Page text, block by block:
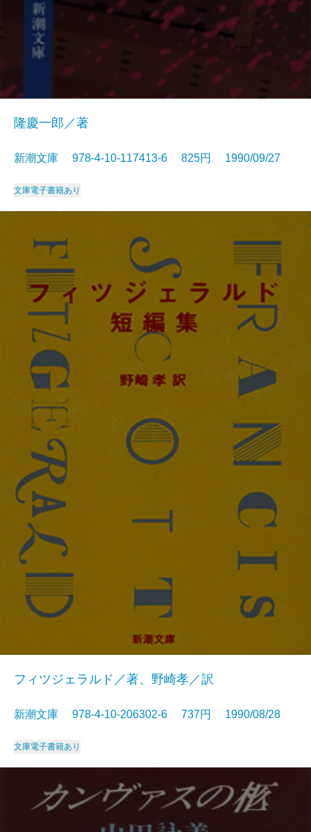
隆慶一郎／著
新潮文庫 978-4-10-117413-6 825円 1990/09/27
文庫電子書籍あり
フィツジェラルド／著、野崎孝／訳
新潮文庫 978-4-10-206302-6 737円 1990/08/28
文庫電子書籍あり